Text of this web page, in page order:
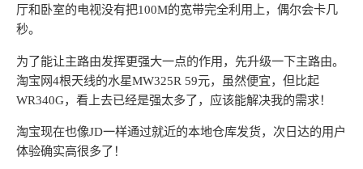
厅和卧室的电视没有把100M的宽带完全利用上，偶尔会卡几
秒。
为了能让主路由发挥更强大一点的作用，先升级一下主路由。
淘宝网4根天线的水星MW325R 59元，虽然便宜，但比起
WR340G，看上去已经是强太多了，应该能解决我的需求！
淘宝现在也像JD一样通过就近的本地仓库发货，次日达的用户
体验确实高很多了！